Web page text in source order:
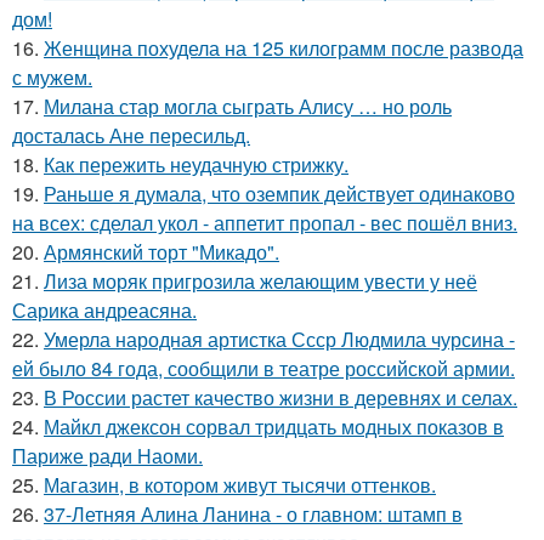
дом!
16. Женщина похудела на 125 килограмм после развода
с мужем.
17. Милана стар могла сыграть Алису … но роль
досталась Ане пересильд.
18. Как пережить неудачную стрижку.
19. Раньше я думала, что оземпик действует одинаково
на всех: сделал укол - аппетит пропал - вес пошёл вниз.
20. Армянский торт "Микадо".
21. Лиза моряк пригрозила желающим увести у неё
Сарика андреасяна.
22. Умерла народная артистка Ссср Людмила чурсина -
ей было 84 года, сообщили в театре российской армии.
23. В России растет качество жизни в деревнях и селах.
24. Майкл джексон сорвал тридцать модных показов в
Париже ради Наоми.
25. Магазин, в котором живут тысячи оттенков.
26. 37-Летняя Алина Ланина - о главном: штамп в